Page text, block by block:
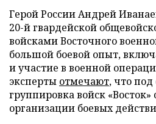
Герой России Андрей
20-й гвардейской
войсками Восточного
большой боевой опыт,
и участие в военной
эксперты отмечают, что под
группировка войск
организации боевых